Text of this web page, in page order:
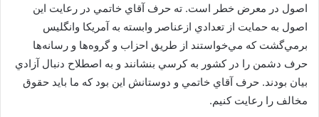
اصول در معرض خطر است. ته حرف آقاي خاتمي در رعايت اين
اصول به حمايت از تعدادي ازعناصر وابسته به آمريكا وانگليس
برمي‌گشت كه مي‌خواستند از طريق احزاب و گروه‌ها و رسانه‌ها
حرف دشمن را در كشور به كرسي بنشانند و به اصطلاح دنبال آزادي
بيان بودند. حرف آقاي خاتمي و دوستانش اين بود كه ما بايد حقوق
مخالف را رعايت كنيم.